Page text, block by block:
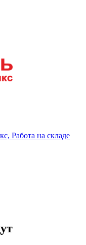
Работа на складе